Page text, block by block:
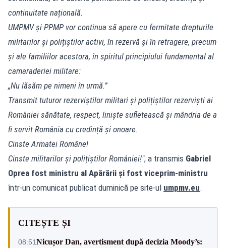
continuitate națională.
UMPMV și PPMP vor continua să apere cu fermitate drepturile
militarilor și polițiștilor activi, în rezervă și în retragere, precum
și ale familiilor acestora, în spiritul principiului fundamental al
camaraderiei militare:
„Nu lăsăm pe nimeni în urmă.”
Transmit tuturor rezerviștilor militari și polițiștilor rezerviști ai
României sănătate, respect, liniște sufletească și mândria de a
fi servit România cu credință și onoare.
Cinste Armatei Române!
Cinste militarilor și polițiștilor României!", a transmis Gabriel
Oprea fost ministru al Apărării și fost viceprim-ministru
într-un comunicat publicat duminică pe site-ul umpmv.eu.
CITEȘTE ȘI
08:51Nicușor Dan, avertisment după decizia Moody’s: